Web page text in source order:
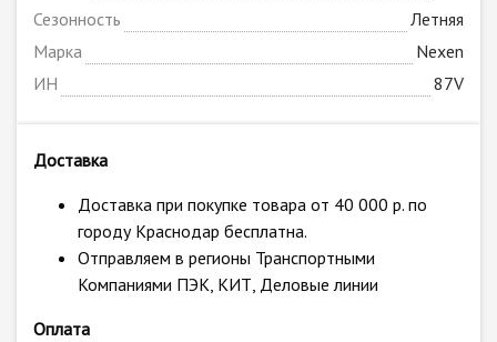
Сезонность
Летняя
Марка
Nexen
ИН
87V
Доставка
Доставка при покупке товара от 40 000 р. по
городу Краснодар бесплатна.
Отправляем в регионы Транспортными
Компаниями ПЭК, КИТ, Деловые линии
Оплата